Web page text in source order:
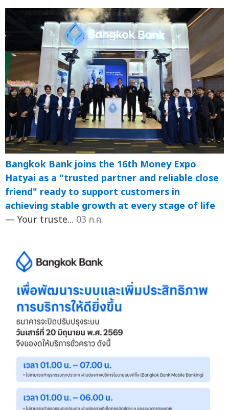
Bangkok Bank joins the 16th Money Expo
Hatyai as a "trusted partner and reliable close
friend" ready to support customers in
achieving stable growth at every stage of life
— Your truste... 03 ก.ค.